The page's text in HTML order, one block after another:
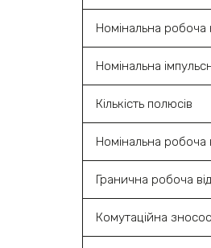
Номінальна робоча
Номінальна
Кількість полюсів
Номінальна робоча
Гранична робоча
Комутаційна